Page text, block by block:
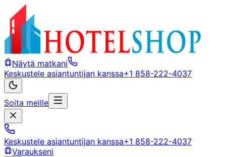
Näytä matkani
Keskustele asiantuntijan kanssa+1 858-222-4037
Soita meille
Keskustele asiantuntijan kanssa+1 858-222-4037
Varaukseni